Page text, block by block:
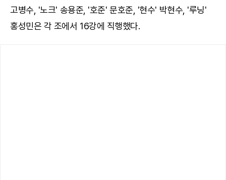
고병수, '노크' 송용준, '호준' 문호준, '현수' 박현수, '루닝'
홍성민은 각 조에서 16강에 직행했다.